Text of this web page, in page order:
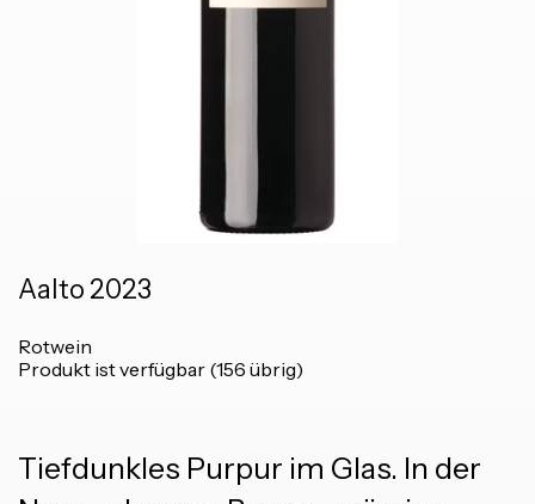
Aalto 2023
Rotwein
Produkt ist verfügbar (156 übrig)
Tiefdunkles Purpur im Glas. In der